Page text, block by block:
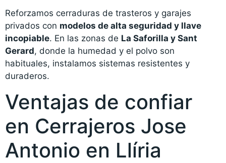
Reforzamos cerraduras de trasteros y garajes
privados con modelos de alta seguridad y llave
incopiable. En las zonas de La Saforilla y Sant
Gerard, donde la humedad y el polvo son
habituales, instalamos sistemas resistentes y
duraderos.
Ventajas de confiar
en Cerrajeros Jose
Antonio en Llíria